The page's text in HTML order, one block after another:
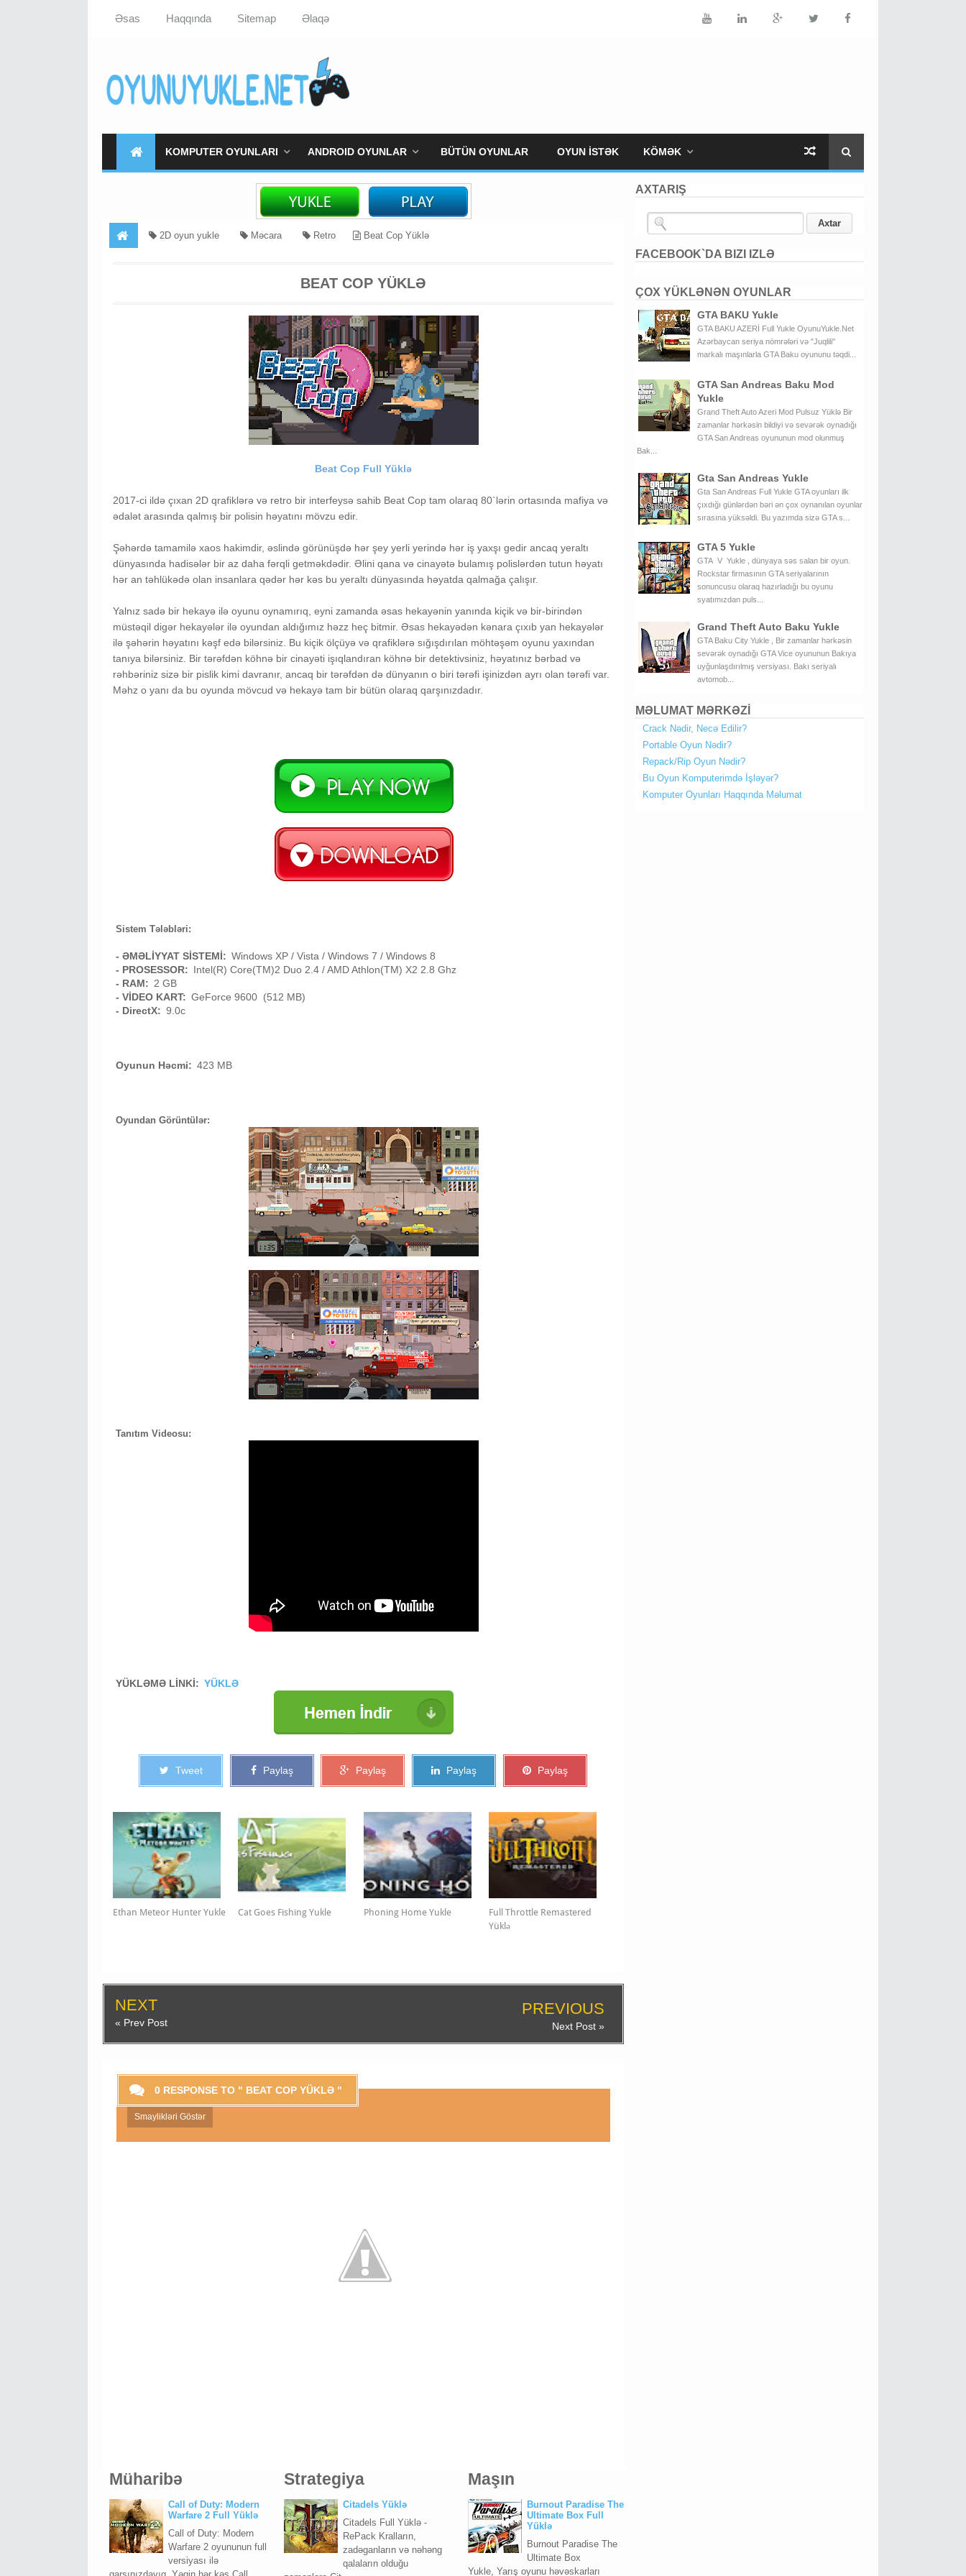
Əsas Haqqında Sitemap Əlaqə
KOMPUTER OYUNLARI ANDROID OYUNLAR BÜTÜN OYUNLAR OYUN İSTƏK KÖMƏK
2D oyun yukle Məcara Retro Beat Cop Yüklə
BEAT COP YÜKLƏ
Beat Cop Full Yüklə
2017-ci ildə çıxan 2D qrafiklərə və retro bir interfeysə sahib Beat Cop tam olaraq 80`lərin ortasında mafiya və
ədalət arasında qalmış bir polisin həyatını mövzu edir.
Şəhərdə tamamilə xaos hakimdir, əslində görünüşdə hər şey yerli yerində hər iş yaxşı gedir ancaq yeraltı
dünyasında hadisələr bir az daha fərqli getməkdədir. Əlini qana və cinayətə bulamış polislərdən tutun həyatı
hər an təhlükədə olan insanlara qədər hər kəs bu yeraltı dünyasında həyatda qalmağa çalışır.
Yalnız sadə bir hekayə ilə oyunu oynamırıq, eyni zamanda əsas hekayənin yanında kiçik və bir-birindən
müstəqil digər hekayələr ilə oyundan aldığımız həzz heç bitmir. Əsas hekayədən kənara çıxıb yan hekayələr
ilə şəhərin həyatını kəşf edə bilərsiniz. Bu kiçik ölçüyə və qrafiklərə sığışdırılan möhtəşəm oyunu yaxından
tanıya bilərsiniz. Bir tərəfdən köhnə bir cinayəti işıqlandıran köhnə bir detektivsiniz, həyatınız bərbad və
rəhbəriniz sizə bir pislik kimi davranır, ancaq bir tərəfdən də dünyanın o biri tərəfi işinizdən ayrı olan tərəfi var.
Məhz o yanı da bu oyunda mövcud və hekayə tam bir bütün olaraq qarşınızdadır.
Sistem Tələbləri:
- ƏMƏLİYYAT SİSTEMİ: Windows XP / Vista / Windows 7 / Windows 8
- PROSESSOR: Intel(R) Core(TM)2 Duo 2.4 / AMD Athlon(TM) X2 2.8 Ghz
- RAM: 2 GB
- VİDEO KART: GeForce 9600 (512 MB)
- DirectX: 9.0c
Oyunun Həcmi: 423 MB
Oyundan Görüntülər:
Tanıtım Videosu:
YÜKLƏMƏ LİNKİ: YÜKLƏ
Tweet Paylaş Paylaş Paylaş Paylaş
Ethan Meteor Hunter Yukle Cat Goes Fishing Yukle Phoning Home Yukle
Full Throttle Remastered
Yüklə
NEXT
« Prev Post
PREVIOUS
Next Post »
0 RESPONSE TO " BEAT COP YÜKLƏ "
Smaylikləri Göstər
Müharibə
Call of Duty: Modern
Warfare 2 Full Yüklə
Call of Duty: Modern
Warfare 2 oyununun full
versiyası ilə
Maşın
Burnout Paradise The
Ultimate Box Full
Yüklə
Burnout Paradise The
Ultimate Box
Yukle, Yarış oyunu həvəskarları
Strategiya
Citadels Yüklə
Citadels Full Yüklə -
RePack Kralların,
zadəganların və nəhəng
qalaların olduğu
AXTARIŞ
FACEBOOK`DA BIZI IZLƏ
ÇOX YÜKLƏNƏN OYUNLAR
GTA BAKU Yukle
GTA BAKU AZERİ Full Yukle OyunuYukle.Net
Azərbaycan seriya nömrələri və "Juqlili"
markalı maşınlarla GTA Baku oyununu təqdi...
GTA San Andreas Baku Mod
Yukle
Grand Theft Auto Azeri Mod Pulsuz Yüklə Bir
zamanlar hərkəsin bildiyi və sevərək oynadığı
GTA San Andreas oyununun mod olunmuş
Bak...
Gta San Andreas Yukle
Gta San Andreas Full Yukle GTA oyunları ilk
çıxdığı günlərdən bəri ən çox oynanılan oyunlar
sırasına yüksəldi. Bu yazımda sizə GTA s...
GTA 5 Yukle
GTA V Yukle , dünyaya səs salan bir oyun.
Rockstar firmasının GTA seriyalarının
sonuncusu olaraq hazırladığı bu oyunu
syatımızdan puls...
Grand Theft Auto Baku Yukle
GTA Baku City Yukle , Bir zamanlar hərkəsin
sevərək oynadığı GTA Vice oyununun Bakıya
uyğunlaşdırılmış versiyası. Bakı seriyalı
avtomob...
MƏLUMAT MƏRKƏZİ
Crack Nədir, Necə Edilir?
Portable Oyun Nədir?
Repack/Rip Oyun Nədir?
Bu Oyun Komputerimdə İşləyər?
Komputer Oyunları Haqqında Məlumat